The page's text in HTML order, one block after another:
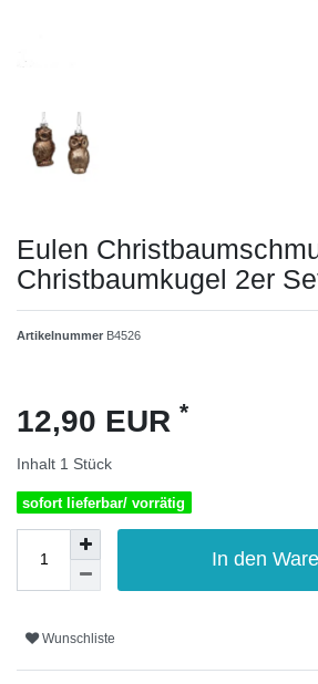
Eulen
Christbaumkugel 2er
Artikelnummer B4526
12,90 EUR *
Inhalt 1 Stück
sofort lieferbar/ vorrätig
In den
Wunschliste